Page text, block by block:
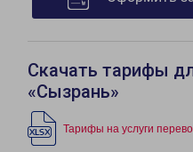
Скачать тарифы
«Сызрань»
Тарифы на услуги